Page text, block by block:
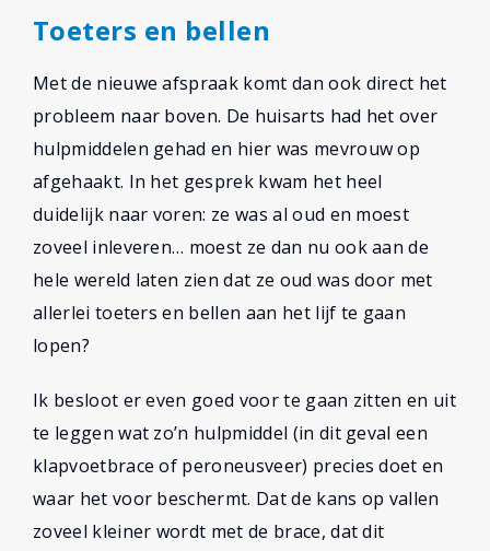
Toeters en bellen
Met de nieuwe afspraak komt dan ook direct het
probleem naar boven. De huisarts had het over
hulpmiddelen gehad en hier was mevrouw op
afgehaakt. In het gesprek kwam het heel
duidelijk naar voren: ze was al oud en moest
zoveel inleveren… moest ze dan nu ook aan de
hele wereld laten zien dat ze oud was door met
allerlei toeters en bellen aan het lijf te gaan
lopen?
Ik besloot er even goed voor te gaan zitten en uit
te leggen wat zo’n hulpmiddel (in dit geval een
klapvoetbrace of peroneusveer) precies doet en
waar het voor beschermt. Dat de kans op vallen
zoveel kleiner wordt met de brace, dat dit